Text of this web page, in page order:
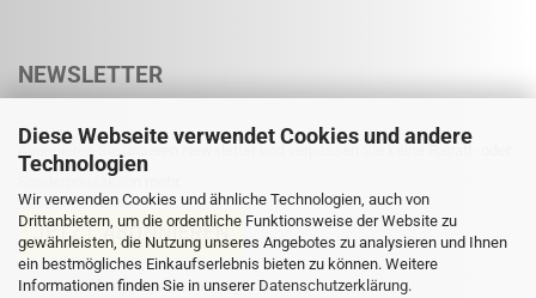
Diese Webseite verwendet Cookies und andere
Technologien
Wir verwenden Cookies und ähnliche Technologien, auch von
Drittanbietern, um die ordentliche Funktionsweise der Website zu
gewährleisten, die Nutzung unseres Angebotes zu analysieren und Ihnen
ein bestmögliches Einkaufserlebnis bieten zu können. Weitere
Informationen finden Sie in unserer Datenschutzerklärung.
NEWSLETTER
Abonnieren Sie unseren Newsletter und verpassen Sie keine Rabatt- oder
Sonderpreisaktion mehr.
Eine Abmeldung ist jederzeit möglich.